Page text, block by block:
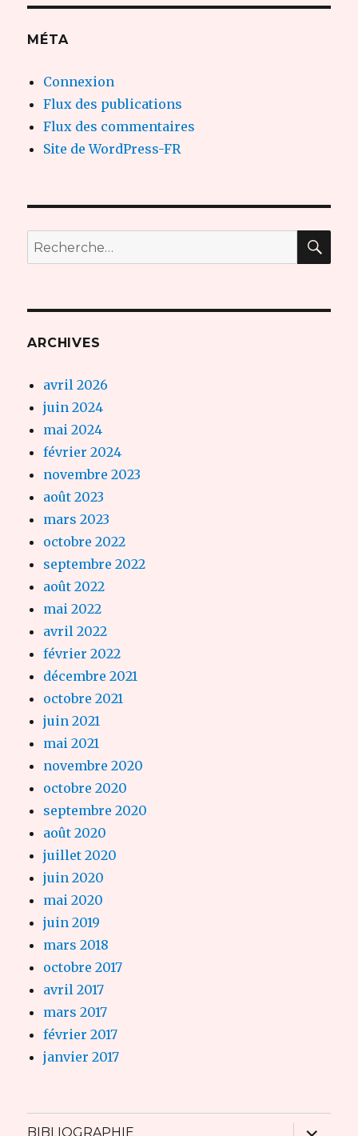
MÉTA
Connexion
Flux des publications
Flux des commentaires
Site de WordPress-FR
Recherche
pour :
ARCHIVES
avril 2026
juin 2024
mai 2024
février 2024
novembre 2023
août 2023
mars 2023
octobre 2022
septembre 2022
août 2022
mai 2022
avril 2022
février 2022
décembre 2021
octobre 2021
juin 2021
mai 2021
novembre 2020
octobre 2020
septembre 2020
août 2020
juillet 2020
juin 2020
mai 2020
juin 2019
mars 2018
octobre 2017
avril 2017
mars 2017
février 2017
janvier 2017
BIBLIOGRAPHIE
ouvrir